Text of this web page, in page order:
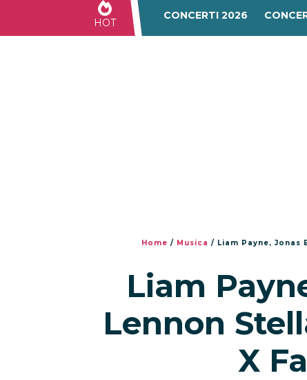
HOT
CONCERTI 2026
Home / Musica / Liam Payne, Jonas
Liam
Lennon
X